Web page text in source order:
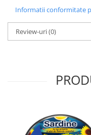
Informatii conformitate
Review-uri(0)